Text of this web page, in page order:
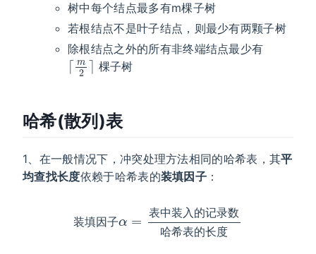
树中每个结点最多有m棵子树
若根结点不是叶子结点，则最少有两颗子树
除根结点之外的所有非终端结点最少有
⌈m2⌉
棵子树
哈希(散列)表
1、在一般情况下，冲突处理方法相同的哈希表，其平
均查找长度依赖于哈希表的装填因子 ：
装填 因 子
表 中装 入 的 记录 数
哈希表 的 长 度